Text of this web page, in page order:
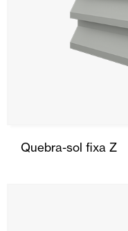
Quebra-sol fixa Z